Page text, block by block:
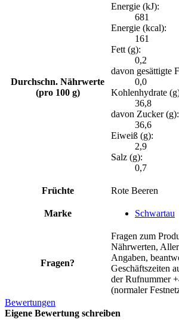
Durchschn. Nährwerte
(pro 100 g)
Energie (kJ):
681
Energie (kcal):
161
Fett (g):
0,2
davon gesättigte
0,0
Kohlenhydrate
36,8
davon Zucker (g):
36,6
Eiweiß (g):
2,9
Salz (g):
0,7
Früchte Rote Beeren
Marke Schwartau
Fragen?
Fragen zum
Nährwerten,
Angaben,
Geschäftszeiten
der Rufnummer
(normaler
Bewertungen
Eigene Bewertung schreiben